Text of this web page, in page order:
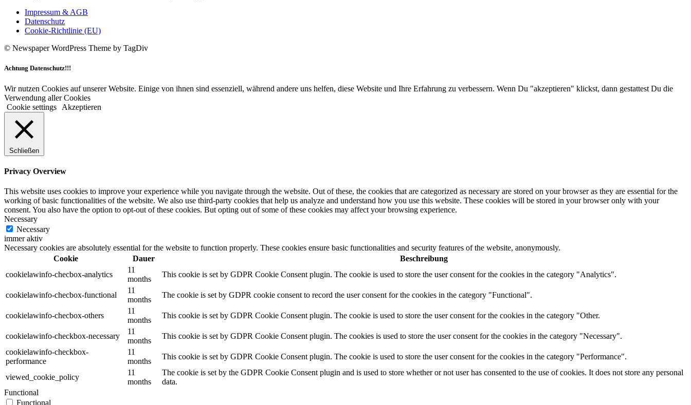
Impressum & AGB
Datenschutz
Cookie-Richtlinie (EU)
© Newspaper WordPress Theme by TagDiv
Achtung Datenschutz!!!
Wir nutzen Cookies auf unserer Website. Einige von ihnen sind essenziell, während andere uns helfen, diese Website und Ihre Erfahrung zu verbessern. Wenn Du "akzeptieren" klickst, dann gestattest Du die
Verwendung aller Cookies
Cookie settings
Akzeptieren
Schließen
Privacy Overview
This website uses cookies to improve your experience while you navigate through the website. Out of these, the cookies that are categorized as necessary are stored on your browser as they are essential for the
working of basic functionalities of the website. We also use third-party cookies that help us analyze and understand how you use this website. These cookies will be stored in your browser only with your
consent. You also have the option to opt-out of these cookies. But opting out of some of these cookies may affect your browsing experience.
Necessary
Necessary
immer aktiv
Necessary cookies are absolutely essential for the website to function properly. These cookies ensure basic functionalities and security features of the website, anonymously.
Cookie
Dauer
Beschreibung
cookielawinfo-checbox-analytics
11
months
This cookie is set by GDPR Cookie Consent plugin. The cookie is used to store the user consent for the cookies in the category "Analytics".
cookielawinfo-checbox-functional
11
months
The cookie is set by GDPR cookie consent to record the user consent for the cookies in the category "Functional".
cookielawinfo-checbox-others
11
months
This cookie is set by GDPR Cookie Consent plugin. The cookie is used to store the user consent for the cookies in the category "Other.
cookielawinfo-checkbox-necessary
11
months
This cookie is set by GDPR Cookie Consent plugin. The cookies is used to store the user consent for the cookies in the category "Necessary".
cookielawinfo-checkbox-
performance
11
months
This cookie is set by GDPR Cookie Consent plugin. The cookie is used to store the user consent for the cookies in the category "Performance".
viewed_cookie_policy
11
months
The cookie is set by the GDPR Cookie Consent plugin and is used to store whether or not user has consented to the use of cookies. It does not store any personal
data.
Functional
Functional